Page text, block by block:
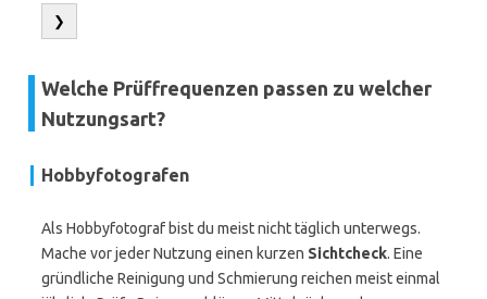
❯
Welche Prüffrequenzen passen zu welcher
Nutzungsart?
Hobbyfotografen
Als Hobbyfotograf bist du meist nicht täglich unterwegs.
Mache vor jeder Nutzung einen kurzen Sichtcheck. Eine
gründliche Reinigung und Schmierung reichen meist einmal